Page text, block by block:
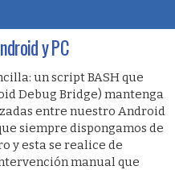
y PC
un script BASH que
Debug Bridge) mantenga
entre nuestro Android
siempre dispongamos de
y esta se realice de
manual que